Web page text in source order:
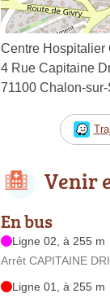
Centre Hospitalier
4 Rue Capitaine
71100 Chalon-
Venir
En bus
Ligne 02, à 255 m
Arrêt CAPITAINE
Ligne 01, à 255 m